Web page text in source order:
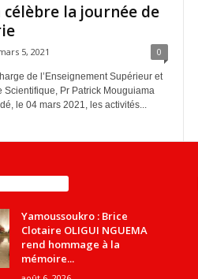
célèbre la journée de
5, 2021 0
de l’Enseignement Supérieur et
Scientifique, Pr Patrick Mouguiama
le 04 mars 2021, les activités...
Yamoussoukro : Brice
Clotaire OLIGUI NGUEMA
rend hommage à la
mémoire...